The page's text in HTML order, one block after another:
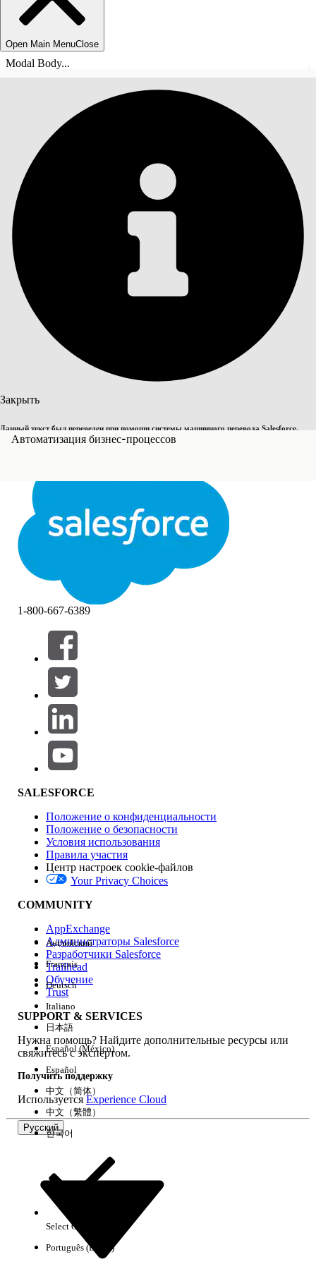
Open Main MenuClose
Modal Body...
Закрыть
Данный текст был переведен при помощи системы машинного перевода Salesforce.
Дополнительные сведения см.здесь.
Переключить на английский
Закрыть
Автоматизация бизнес-процессов
СОДЕРЖАНИЕ
Фильтры (0)
ВЫБРАТЬ ФИЛЬТРЫ
Область продуктов
Влияние на функции
Версия
Возможности
Очистить все Готово
Результаты отсутствуют
1-800-667-6389
SALESFORCE
Положение о конфиденциальности
Положение о безопасности
Условия использования
Правила участия
Центр настроек cookie-файлов
Your Privacy Choices
COMMUNITY
AppExchange
Администраторы Salesforce
Разработчики Salesforce
Trailhead
Обучение
Trust
SUPPORT & SERVICES
Нужна помощь? Найдите дополнительные ресурсы или
свяжитесь с экспертом.
Получить поддержку
ИспользуетсяExperience Cloud
Русский
Английский
Français
Deutsch
Italiano
日本語
Español (México)
Español
中文（简体）
中文（繁體）
한국어
Select Org
Português (Brasil)